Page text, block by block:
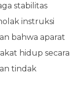
stabilitas
instruksi
bahwa aparat
hidup secara
tindak